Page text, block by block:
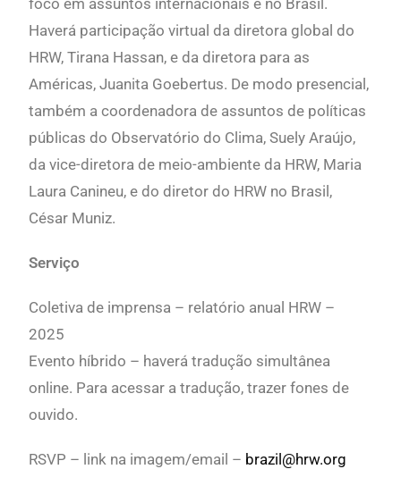
foco em assuntos internacionais e no Brasil.
Haverá participação virtual da diretora global do
HRW, Tirana Hassan, e da diretora para as
Américas, Juanita Goebertus. De modo presencial,
também a coordenadora de assuntos de políticas
públicas do Observatório do Clima, Suely Araújo,
da vice-diretora de meio-ambiente da HRW, Maria
Laura Canineu, e do diretor do HRW no Brasil,
César Muniz.
Serviço
Coletiva de imprensa – relatório anual HRW –
2025
Evento híbrido – haverá tradução simultânea
online. Para acessar a tradução, trazer fones de
ouvido.
RSVP – link na imagem/email – brazil@hrw.org